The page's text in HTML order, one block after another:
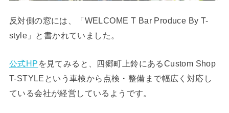
反対側の窓には、「WELCOME T Bar Produce By T-
style」と書かれていました。
公式HP を見てみると、四郷町上鈴にあるCustom Shop
T-STYLEという車検から点検・整備まで幅広く対応し
ている会社が経営しているようです。